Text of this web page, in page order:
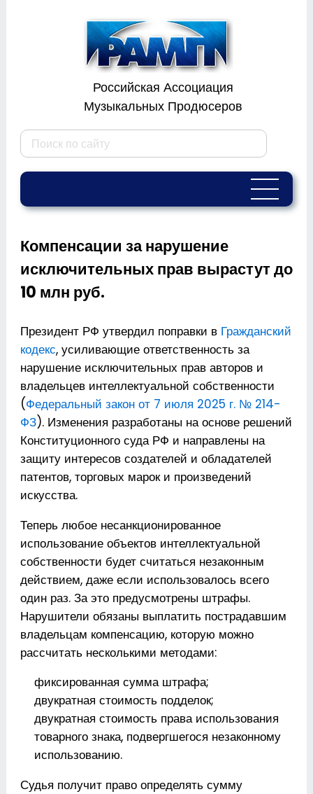
Российская Ассоциация
Музыкальных Продюсеров
Компенсации за нарушение
исключительных прав вырастут до
10 млн руб.
Президент РФ утвердил поправки в Гражданский
кодекс, усиливающие ответственность за
нарушение исключительных прав авторов и
владельцев интеллектуальной собственности
(Федеральный закон от 7 июля 2025 г. № 214-
ФЗ). Изменения разработаны на основе решений
Конституционного суда РФ и направлены на
защиту интересов создателей и обладателей
патентов, торговых марок и произведений
искусства.
Теперь любое несанкционированное
использование объектов интеллектуальной
собственности будет считаться незаконным
действием, даже если использовалось всего
один раз. За это предусмотрены штрафы.
Нарушители обязаны выплатить пострадавшим
владельцам компенсацию, которую можно
рассчитать несколькими методами:
фиксированная сумма штрафа;
двукратная стоимость подделок;
двукратная стоимость права использования
товарного знака, подвергшегося незаконному
использованию.
Судья получит право определять сумму